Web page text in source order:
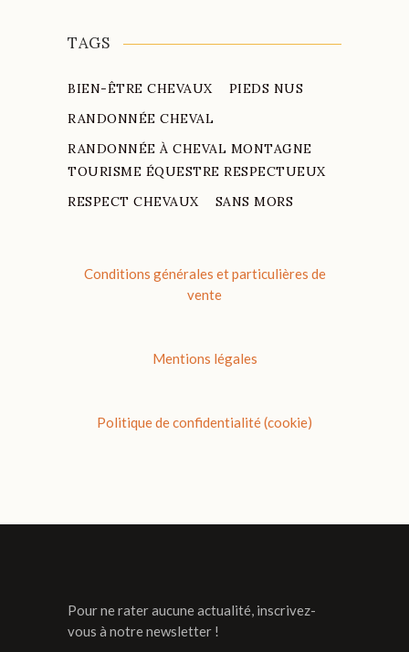
TAGS
BIEN-ÊTRE CHEVAUX
PIEDS NUS
RANDONNÉE CHEVAL
RANDONNÉE À CHEVAL MONTAGNE
TOURISME ÉQUESTRE RESPECTUEUX
RESPECT CHEVAUX
SANS MORS
Conditions générales et particulières de
vente
Mentions légales
Politique de confidentialité (cookie)
Pour ne rater aucune actualité, inscrivez-
vous à notre newsletter !